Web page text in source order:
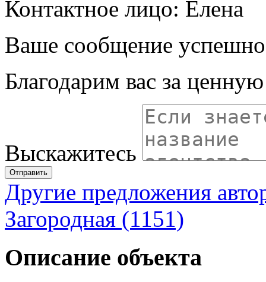
Контактное лицо: Елена
Ваше сообщение успешно
Благодарим вас за
Выскажитесь
Отправить
Другие предложения
Загородная (1151)
Описание объекта